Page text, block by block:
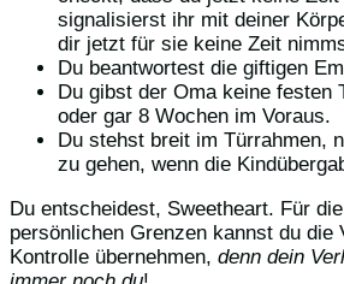
signalisierst ihr mit deiner
dir jetzt für sie keine Zeit
Du beantwortest die giftigen
Du gibst der Oma keine festen
oder gar 8 Wochen im Voraus.
Du stehst breit im Türrahmen,
zu gehen, wenn die
Du entscheidest, Sweetheart. Für
persönlichen Grenzen kannst du die
Kontrolle übernehmen, denn dein